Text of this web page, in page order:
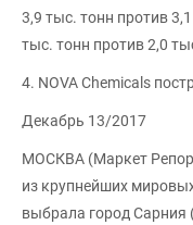
3,9 тыс. тонн против
тыс. тонн против 2,0
4. NOVA Chemicals
Декабрь 13/2017
МОСКВА (Маркет
из крупнейших
выбрала город Сарния